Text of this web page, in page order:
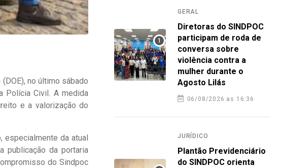
no último sábado
Polícia Civil. A medida
e a valorização do
especialmente da atual
publicação da portaria
do Sindpoc
GERAL
Diretoras do SINDPOC
participam de roda de
conversa sobre
violência contra a
mulher durante o
Agosto Lilás
06/08/2026 as 16:36
JURÍDICO
Plantão Previdenciário
do SINDPOC orienta